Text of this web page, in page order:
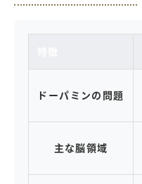
ドーパミンの問題
主な脳領域